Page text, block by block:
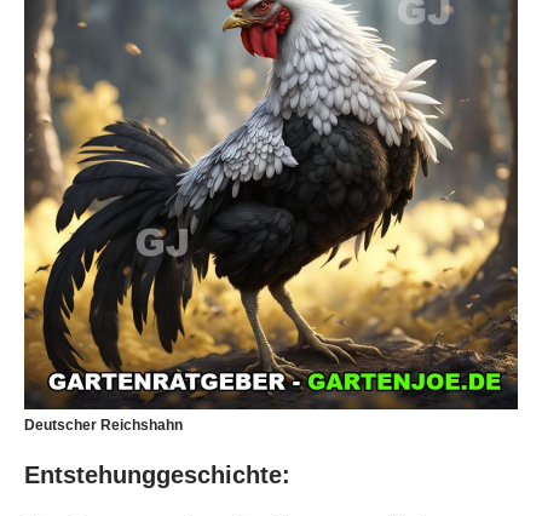
Deutscher Reichshahn
Entstehunggeschichte: